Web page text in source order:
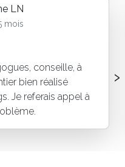
LN
mois
conseille, à
bien réalisé
Je referais appel à
›